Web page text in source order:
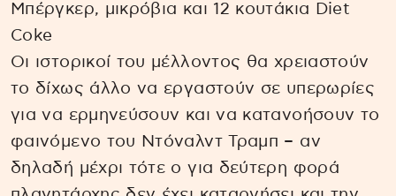
Μπέργκερ, μικρόβια και 12 κουτάκια Diet
Coke
Οι ιστορικοί του μέλλοντος θα χρειαστούν
το δίχως άλλο να εργαστούν σε υπερωρίες
για να ερμηνεύσουν και να κατανοήσουν το
φαινόμενο του Ντόναλντ Τραμπ – αν
δηλαδή μέχρι τότε ο για δεύτερη φορά